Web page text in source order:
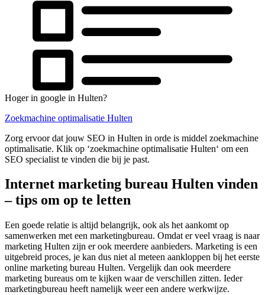
Hoger in google in Hulten?
Zoekmachine optimalisatie Hulten
Zorg ervoor dat jouw SEO in Hulten in orde is middel zoekmachine
optimalisatie. Klik op ‘zoekmachine optimalisatie Hulten‘ om een
SEO specialist te vinden die bij je past.
Internet marketing bureau Hulten vinden
– tips om op te letten
Een goede relatie is altijd belangrijk, ook als het aankomt op
samenwerken met een marketingbureau. Omdat er veel vraag is naar
marketing Hulten zijn er ook meerdere aanbieders. Marketing is een
uitgebreid proces, je kan dus niet al meteen aankloppen bij het eerste
online marketing bureau Hulten. Vergelijk dan ook meerdere
marketing bureaus om te kijken waar de verschillen zitten. Ieder
marketingbureau heeft namelijk weer een andere werkwijze.